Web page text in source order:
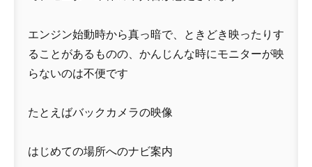
エンジン始動時から真っ暗で、ときどき映ったりす
ることがあるものの、かんじんな時にモニターが映
らないのは不便です
たとえばバックカメラの映像
はじめての場所へのナビ案内